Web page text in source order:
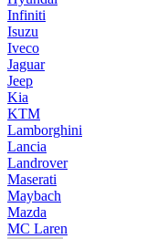
Infiniti
Isuzu
Iveco
Jaguar
Jeep
Kia
KTM
Lamborghini
Lancia
Landrover
Maserati
Maybach
Mazda
MC Laren